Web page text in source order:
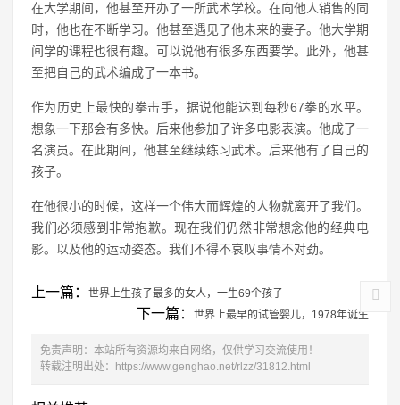
在大学期间，他甚至开办了一所武术学校。在向他人销售的同
时，他也在不断学习。他甚至遇见了他未来的妻子。他大学期
间学的课程也很有趣。可以说他有很多东西要学。此外，他甚
至把自己的武术编成了一本书。
作为历史上最快的拳击手，据说他能达到每秒67拳的水平。
想象一下那会有多快。后来他参加了许多电影表演。他成了一
名演员。在此期间，他甚至继续练习武术。后来他有了自己的
孩子。
在他很小的时候，这样一个伟大而辉煌的人物就离开了我们。
我们必须感到非常抱歉。现在我们仍然非常想念他的经典电
影。以及他的运动姿态。我们不得不哀叹事情不对劲。
上一篇： 世界上生孩子最多的女人，一生69个孩子
下一篇： 世界上最早的试管婴儿，1978年诞生
免责声明：本站所有资源均来自网络，仅供学习交流使用！
转载注明出处：
https://www.genghao.net/rlzz/31812.html